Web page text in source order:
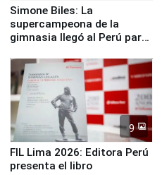
Simone Biles: La
supercampeona de la
gimnasia llegó al Perú para
Panamericanos Lima 2027
9
FIL Lima 2026: Editora Perú
presenta el libro